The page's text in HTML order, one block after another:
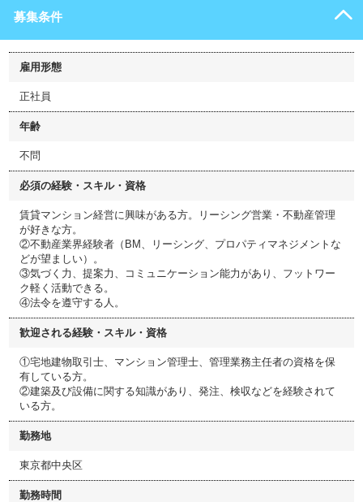
募集条件
雇用形態
正社員
年齢
不問
必須の経験・スキル・資格
賃貸マンション経営に興味がある方。リーシング営業・不動産管理
が好きな方。
②不動産業界経験者（BM、リーシング、プロパティマネジメントな
どが望ましい）。
③気づく力、提案力、コミュニケーション能力があり、フットワー
ク軽く活動できる。
④法令を遵守する人。
歓迎される経験・スキル・資格
①宅地建物取引士、マンション管理士、管理業務主任者の資格を保
有している方。
②建築及び設備に関する知識があり、発注、検収などを経験されて
いる方。
勤務地
東京都中央区
勤務時間